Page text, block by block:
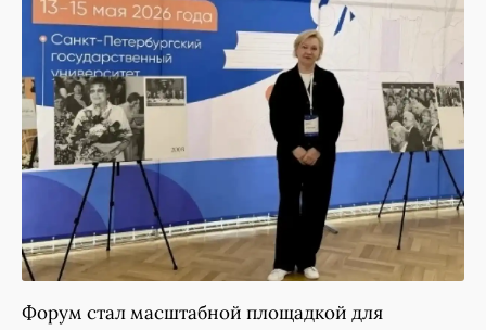
Форум стал масштабной площадкой для